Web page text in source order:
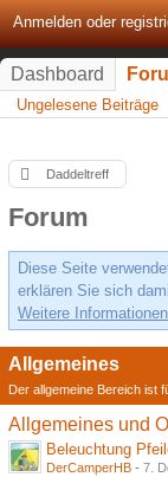
Anmelden oder
Dashboard
Ungelesene Beiträge
Daddeltreff
Forum
Diese Seite
erklären Sie sich
Weitere Informationen
Allgemeines
Der allgemeine Bereich ist
Allgemeines und
Beleuchtung
DerCamperHB - 7.